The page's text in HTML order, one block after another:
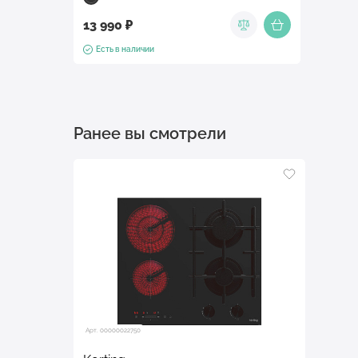
13 990 ₽
Есть в наличии
Ранее вы смотрели
Арт. 00000022750